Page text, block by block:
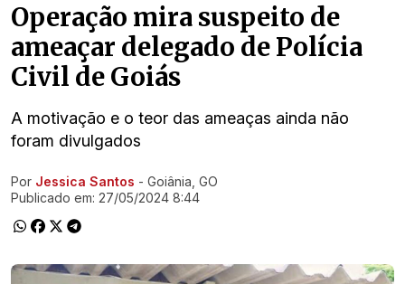
Operação mira suspeito de
ameaçar delegado de Polícia
Civil de Goiás
A motivação e o teor das ameaças ainda não
foram divulgados
Ir direto pra matéria
Por Jessica Santos - Goiânia, GO
Publicado em: 27/05/2024 8:44